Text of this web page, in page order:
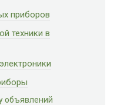
приборов
техники в
объявлений